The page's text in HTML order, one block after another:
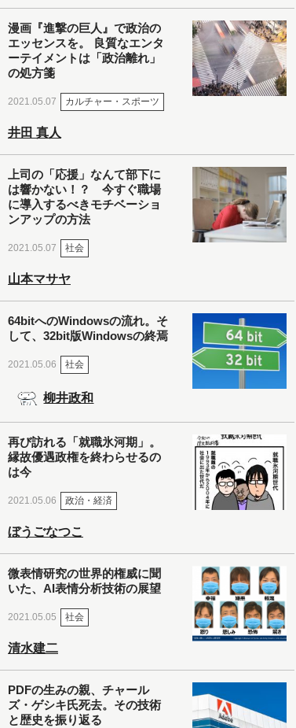
漫画『進撃の巨人』で政治の
エッセンスを。 良質なエンタ
ーテイメントは「政治離れ」
の処方箋
2021.05.07 カルチャー・スポーツ
井田 真人
上司の「応援」なんて部下に
は響かない！？ 今すぐ職場
に導入するべきモチベーショ
ンアップの方法
2021.05.07 社会
山本マサヤ
64bitへのWindowsの流れ。そ
して、32bit版Windowsの終焉
2021.05.06 社会
柳井政和
再び訪れる「就職氷河期」。
縁故優遇政権を終わらせるの
は今
2021.05.06 政治・経済
ぼうごなつこ
微表情研究の世界的権威に聞
いた、AI表情分析技術の展望
2021.05.05 社会
清水建二
PDFの生みの親、チャール
ズ・ゲシキ氏死去。その技術
と歴史を振り返る